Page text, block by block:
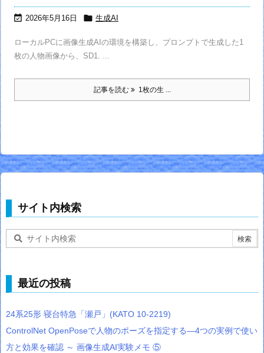
 2026年5月16日  生成AI
ローカルPCに画像生成AIの環境を構築し、プロンプトで生成した1
枚の人物画像から、SD1. ...
記事を読む 1枚の生 ...
サイト内検索
最近の投稿
24系25形 寝台特急「瀬戸」(KATO 10-2219)
ControlNet OpenPoseで人物のポーズを指定する―4つの実例で使い
方と効果を確認 ～ 画像生成AI実験メモ ⑤